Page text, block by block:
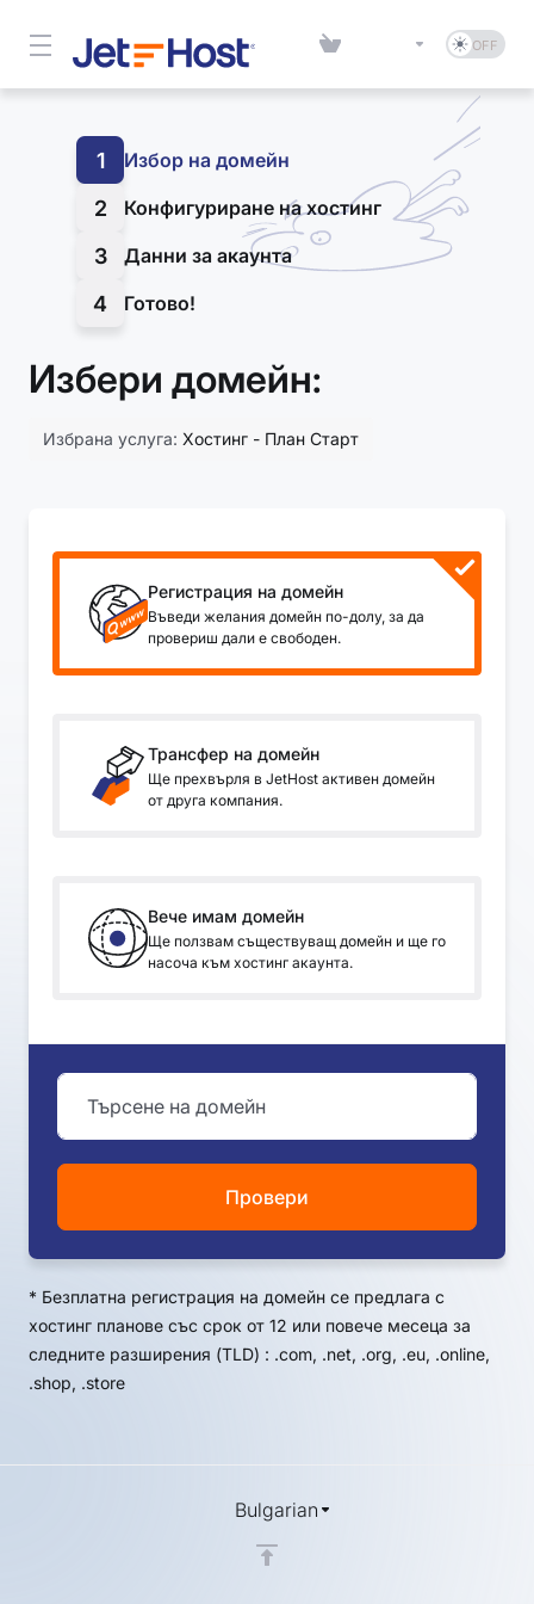
1 Избор на домейн
2 Конфигуриране на хостинг
3 Данни за акаунта
4 Готово!
Избери домейн:
Избрана услуга: Хостинг - План Старт
Регистрация на домейн
Въведи желания домейн по-долу, за да
провериш дали е свободен.
Трансфер на домейн
Ще прехвърля в JetHost активен домейн
от друга компания.
Вече имам домейн
Ще ползвам съществуващ домейн и ще го
насоча към хостинг акаунта.
Провери
* Безплатна регистрация на домейн се предлага с
хостинг планове със срок от 12 или повече месеца за
следните разширения (TLD) : .com, .net, .org, .eu, .online,
.shop, .store
Bulgarian